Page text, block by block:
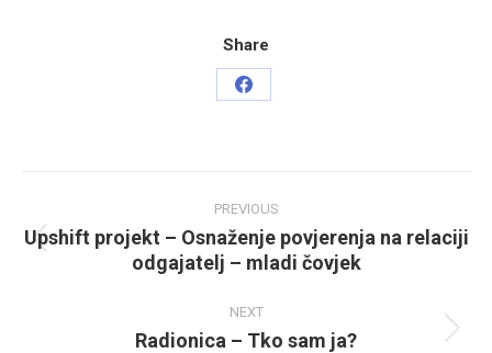
Share
Share
navigation
PREVIOUS
Previous
Upshift projekt – Osnaženje povjerenja na relaciji
odgajatelj – mladi čovjek
NEXT
Next
Radionica – Tko sam ja?